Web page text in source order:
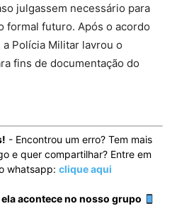
julgassem necessário para
formal futuro. Após o acordo
Polícia Militar lavrou o
fins de documentação do
- Encontrou um erro? Tem mais
e quer compartilhar? Entre em
whatsapp: clique aqui
acontece no nosso grupo